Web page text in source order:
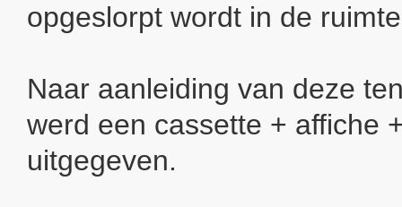
opgeslorpt wordt in de
Naar aanleiding van deze
werd een cassette + affiche
uitgegeven.